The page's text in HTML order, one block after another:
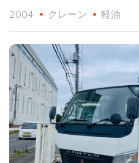
2004 クレーン 軽油